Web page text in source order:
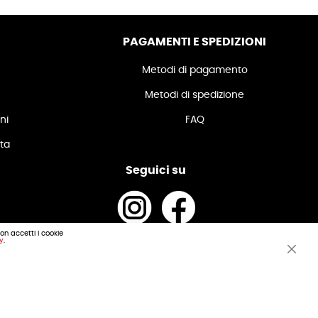
PAGAMENTI E SPEDIZIONI
Metodi di pagamento
Metodi di spedizione
FAQ
Seguici su
e C.F. 01489340719
Automotive
accetti i cookie
.